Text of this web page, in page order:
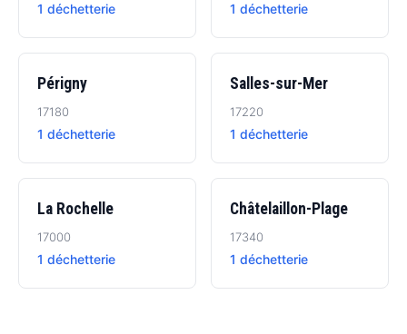
1 déchetterie 1 déchetterie
Périgny
17180
1 déchetterie
Salles-sur-Mer
17220
1 déchetterie
La Rochelle
17000
1 déchetterie
Châtelaillon-Plage
17340
1 déchetterie